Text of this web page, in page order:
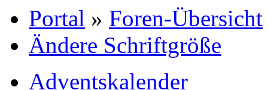
Portal » Foren-Übersicht
Ändere Schriftgröße
Adventskalender